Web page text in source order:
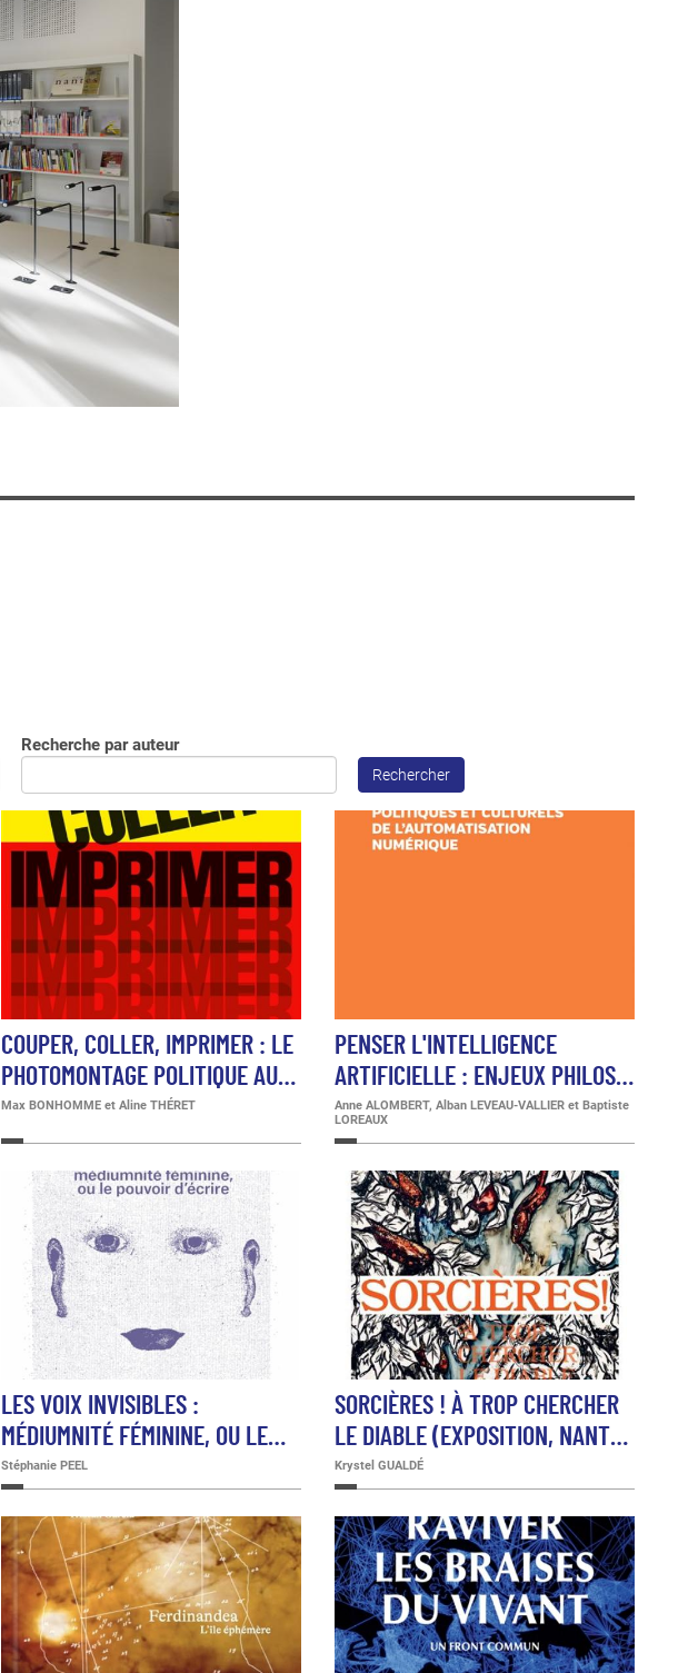
Recherche par auteur
Rechercher
COUPER, COLLER, IMPRIMER : LE
PHOTOMONTAGE POLITIQUE AU…
Max BONHOMME et Aline THÉRET
PENSER L'INTELLIGENCE
ARTIFICIELLE : ENJEUX PHILOS…
Anne ALOMBERT, Alban LEVEAU-VALLIER et Baptiste
LOREAUX
LES VOIX INVISIBLES :
MÉDIUMNITÉ FÉMININE, OU LE…
Stéphanie PEEL
SORCIÈRES ! À TROP CHERCHER
LE DIABLE (EXPOSITION, NANT…
Krystel GUALDÉ